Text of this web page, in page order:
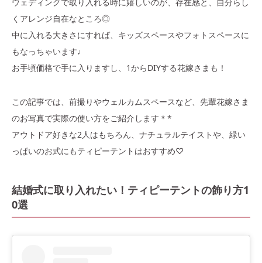
くアレンジ自在なところ◎
中に入れる大きさにすれば、キッズスペースやフォトスペースに
もなっちゃいます♩
お手頃価格で手に入りますし、1からDIYする花嫁さまも！
この記事では、前撮りやウェルカムスペースなど、先輩花嫁さま
のお写真で実際の使い方をご紹介します＊*
アウトドア好きな2人はもちろん、ナチュラルテイストや、緑い
っぱいのお式にもティピーテントはおすすめ♡
結婚式に取り入れたい！ティピーテントの飾り方1
0選